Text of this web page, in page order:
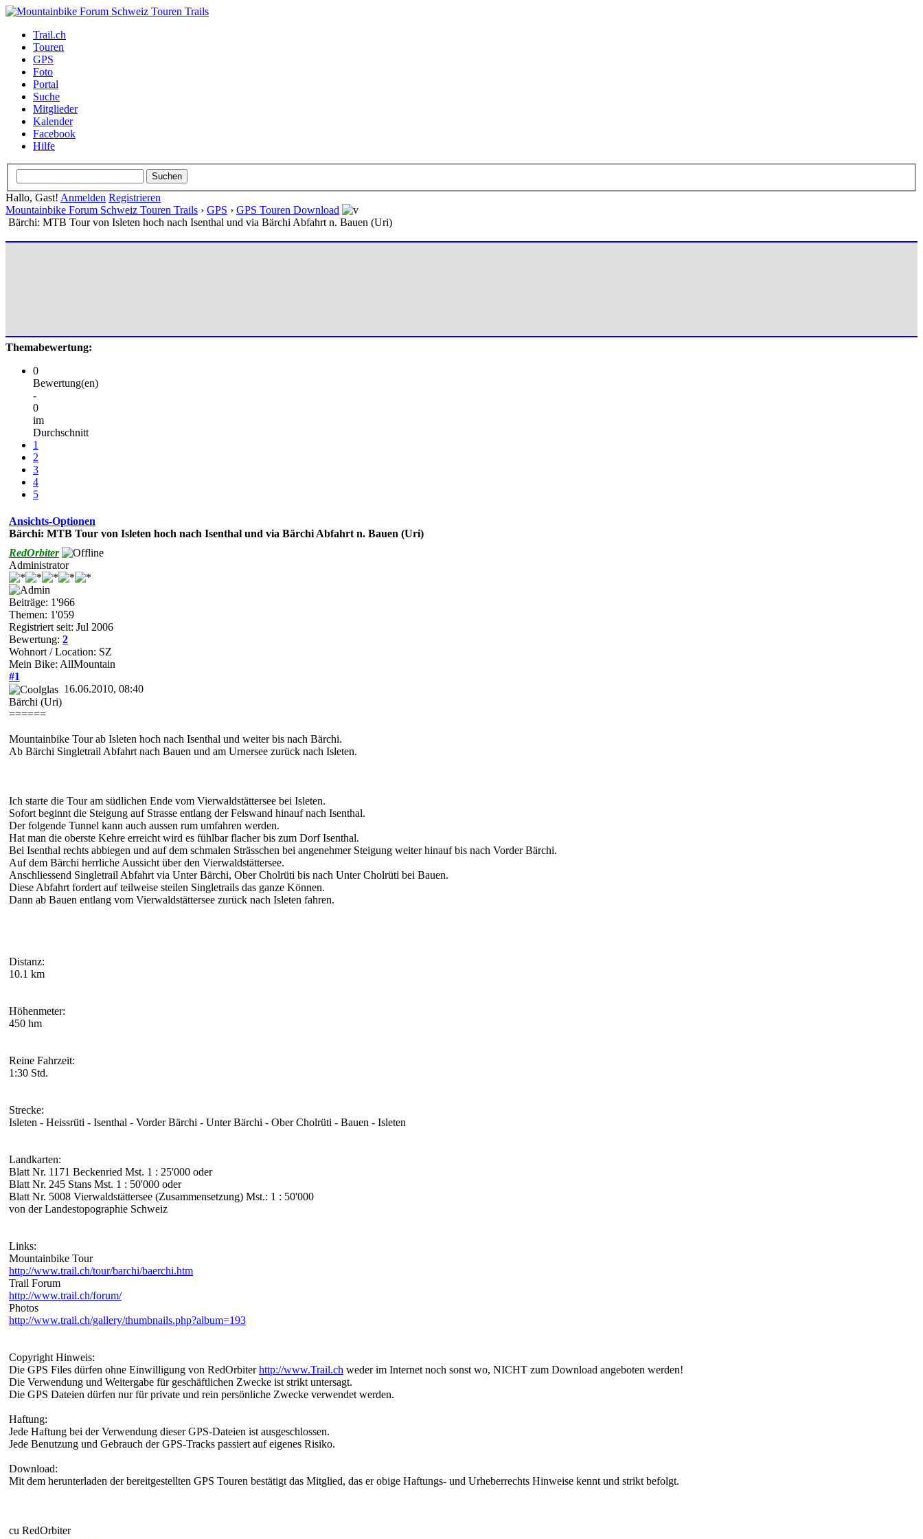
Trail.ch
Touren
GPS
Foto
Portal
Suche
Mitglieder
Kalender
Facebook
Hilfe
Hallo, Gast! Anmelden Registrieren
Mountainbike Forum Schweiz Touren Trails › GPS › GPS Touren Download
Bärchi: MTB Tour von Isleten hoch nach Isenthal und via Bärchi Abfahrt n. Bauen (Uri)
Themabewertung:
0
Bewertung(en)
-
0
im
Durchschnitt
1
2
3
4
5
Ansichts-Optionen
Bärchi: MTB Tour von Isleten hoch nach Isenthal und via Bärchi Abfahrt n. Bauen (Uri)
RedOrbiter
Administrator
Beiträge: 1'966
Themen: 1'059
Registriert seit: Jul 2006
Bewertung: 2
Wohnort / Location: SZ
Mein Bike: AllMountain
#1
16.06.2010, 08:40
Bärchi (Uri)
======
Mountainbike Tour ab Isleten hoch nach Isenthal und weiter bis nach Bärchi.
Ab Bärchi Singletrail Abfahrt nach Bauen und am Urnersee zurück nach Isleten.
Ich starte die Tour am südlichen Ende vom Vierwaldstättersee bei Isleten.
Sofort beginnt die Steigung auf Strasse entlang der Felswand hinauf nach Isenthal.
Der folgende Tunnel kann auch aussen rum umfahren werden.
Hat man die oberste Kehre erreicht wird es fühlbar flacher bis zum Dorf Isenthal.
Bei Isenthal rechts abbiegen und auf dem schmalen Strässchen bei angenehmer Steigung weiter hinauf bis nach Vorder Bärchi.
Auf dem Bärchi herrliche Aussicht über den Vierwaldstättersee.
Anschliessend Singletrail Abfahrt via Unter Bärchi, Ober Cholrüti bis nach Unter Cholrüti bei Bauen.
Diese Abfahrt fordert auf teilweise steilen Singletrails das ganze Können.
Dann ab Bauen entlang vom Vierwaldstättersee zurück nach Isleten fahren.
Distanz:
10.1 km
Höhenmeter:
450 hm
Reine Fahrzeit:
1:30 Std.
Strecke:
Isleten - Heissrüti - Isenthal - Vorder Bärchi - Unter Bärchi - Ober Cholrüti - Bauen - Isleten
Landkarten:
Blatt Nr. 1171 Beckenried Mst. 1 : 25'000 oder
Blatt Nr. 245 Stans Mst. 1 : 50'000 oder
Blatt Nr. 5008 Vierwaldstättersee (Zusammensetzung) Mst.: 1 : 50'000
von der Landestopographie Schweiz
Links:
Mountainbike Tour
http://www.trail.ch/tour/barchi/baerchi.htm
Trail Forum
http://www.trail.ch/forum/
Photos
http://www.trail.ch/gallery/thumbnails.php?album=193
Copyright Hinweis:
Die GPS Files dürfen ohne Einwilligung von RedOrbiterhttp://www.Trail.ch weder im Internet noch sonst wo, NICHT zum Download angeboten werden!
Die Verwendung und Weitergabe für geschäftlichen Zwecke ist strikt untersagt.
Die GPS Dateien dürfen nur für private und rein persönliche Zwecke verwendet werden.
Haftung:
Jede Haftung bei der Verwendung dieser GPS-Dateien ist ausgeschlossen.
Jede Benutzung und Gebrauch der GPS-Tracks passiert auf eigenes Risiko.
Download:
Mit dem herunterladen der bereitgestellten GPS Touren bestätigt das Mitglied, das er obige Haftungs- und Urheberrechts Hinweise kennt und strikt befolgt.
cu RedOrbiter